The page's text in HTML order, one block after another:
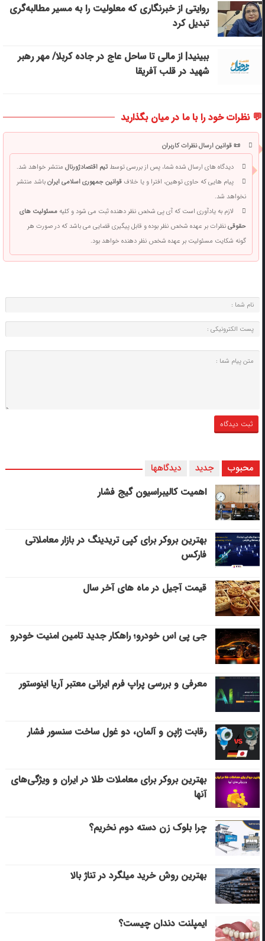
روایتی از خبرنگاری که معلولیت را به مسیر مطالبه‌گری
تبدیل کرد
ببینید| از مالی تا ساحل عاج در جاده کربلا/ مهر رهبر
شهید در قلب آفریقا
💬 نظرات خود را با ما در میان بگذارید
📜 قوانین ارسال نظرات کاربران
دیدگاه های ارسال شده شما، پس از بررسی توسطتیم اقتصادژورنالمنتشر خواهد شد.
پیام هایی که حاوی توهین، افترا و یا خلافقوانین جمهوری اسلامی ایرانباشد منتشر
نخواهد شد.
لازم به یادآوری است که آی پی شخص نظر دهنده ثبت می شود و کلیهمسئولیت های
حقوقینظرات بر عهده شخص نظر بوده و قابل پیگیری قضایی می باشد که در صورت هر
گونه شکایت مسئولیت بر عهده شخص نظر دهنده خواهد بود.
محبوب جدید دیدگاهها
اهمیت کالیبراسیون گیج فشار
بهترین بروکر برای کپی‌ تریدینگ در بازار معاملاتی
فارکس
قیمت آجیل در ماه های آخر سال
جی پی اس خودرو؛ راهکار جدید تامین امنیت خودرو
معرفی و بررسی پراپ فرم ایرانی معتبر آریا اینوستور
رقابت ژاپن و آلمان، دو غول ساخت سنسور فشار
بهترین بروکر برای معاملات طلا در ایران و ویژگی‌های
آنها
چرا بلوک زن دسته دوم نخریم؟
بهترین روش خرید میلگرد در تناژ بالا
ایمپلنت دندان چیست؟